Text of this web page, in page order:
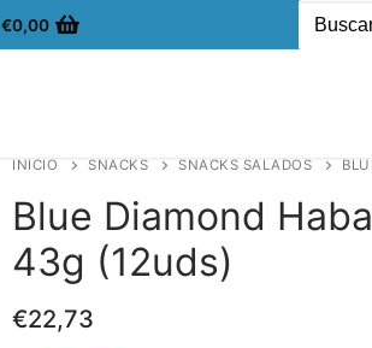
€0,00
INICIO SNACKS SNACKS SALADOS
Blue Diamond
43g (12uds)
€22,73